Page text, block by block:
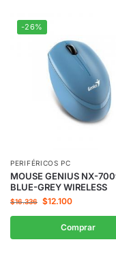
-26%
PERIFÉRICOS PC
MOUSE GENIUS NX-
BLUE-GREY WIRELESS
$16.336 $12.100
Comprar